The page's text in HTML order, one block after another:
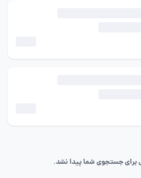
جستجوی شما پیدا نشد.